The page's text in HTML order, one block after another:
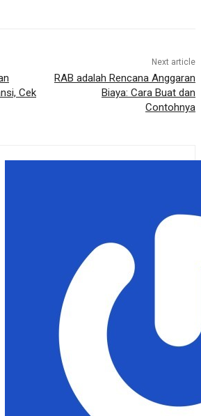
Cek
Next article
RAB adalah Rencana Anggaran
Biaya: Cara Buat dan
Contohnya